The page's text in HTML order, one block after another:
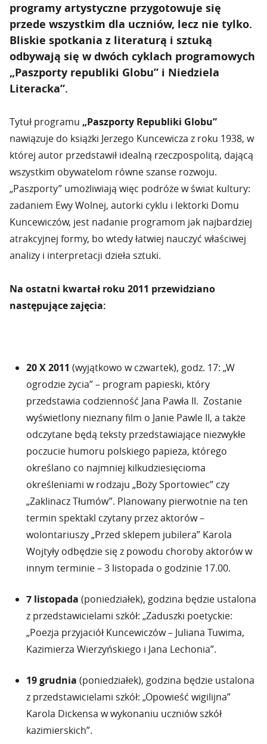
programy artystyczne przygotowuje się
przede wszystkim dla uczniów, lecz nie tylko.
Bliskie spotkania z literaturą i sztuką
odbywają się w dwóch cyklach programowych
„Paszporty republiki Globu” i Niedziela
Literacka”.
Tytuł programu „Paszporty Republiki Globu”
nawiązuje do książki Jerzego Kuncewicza z roku 1938, w
której autor przedstawił idealną rzeczpospolitą, dającą
wszystkim obywatelom równe szanse rozwoju.
„Paszporty” umożliwiają więc podróże w świat kultury:
zadaniem Ewy Wolnej, autorki cyklu i lektorki Domu
Kuncewiczów, jest nadanie programom jak najbardziej
atrakcyjnej formy, bo wtedy łatwiej nauczyć właściwej
analizy i interpretacji dzieła sztuki.
Na ostatni kwartał roku 2011 przewidziano
następujące zajęcia:
20 X 2011 (wyjątkowo w czwartek), godz. 17: „W
ogrodzie życia” – program papieski, który
przedstawia codzienność Jana Pawła II. Zostanie
wyświetlony nieznany film o Janie Pawle II, a także
odczytane będą teksty przedstawiające niezwykłe
poczucie humoru polskiego papieża, którego
określano co najmniej kilkudziesięcioma
określeniami w rodzaju „Boży Sportowiec” czy
„Zaklinacz Tłumów”. Planowany pierwotnie na ten
termin spektakl czytany przez aktorów –
wolontariuszy „Przed sklepem jubilera” Karola
Wojtyły odbędzie się z powodu choroby aktorów w
innym terminie – 3 listopada o godzinie 17.00.
7 listopada (poniedziałek), godzina będzie ustalona
z przedstawicielami szkół: „Zaduszki poetyckie:
„Poezja przyjaciół Kuncewiczów – Juliana Tuwima,
Kazimierza Wierzyńskiego i Jana Lechonia”.
19 grudnia (poniedziałek), godzina będzie ustalona
z przedstawicielami szkół: „Opowieść wigilijna”
Karola Dickensa w wykonaniu uczniów szkół
kazimierskich”.